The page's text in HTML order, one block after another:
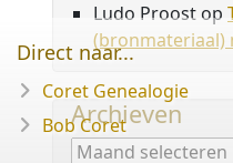
Ludo Proostop
(bronmateriaal)
Archieven
Archieven
Direct naar...
Coret Genealogie
Bob Coret